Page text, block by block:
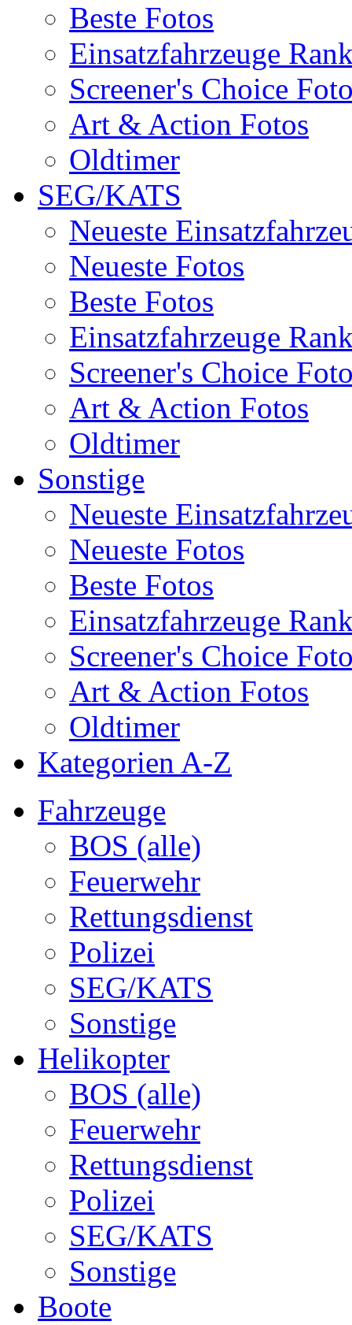
Beste Fotos
Einsatzfahrzeuge
Screener's Choice
Art & Action Fotos
Oldtimer
SEG/KATS
Neueste
Neueste Fotos
Beste Fotos
Einsatzfahrzeuge
Screener's Choice
Art & Action Fotos
Oldtimer
Sonstige
Neueste
Neueste Fotos
Beste Fotos
Einsatzfahrzeuge
Screener's Choice
Art & Action Fotos
Oldtimer
Kategorien A-Z
Fahrzeuge
BOS (alle)
Feuerwehr
Rettungsdienst
Polizei
SEG/KATS
Sonstige
Helikopter
BOS (alle)
Feuerwehr
Rettungsdienst
Polizei
SEG/KATS
Sonstige
Boote